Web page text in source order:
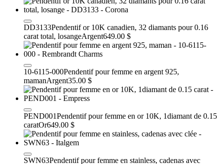
DD3133Pendentif or 10K canadien, 32 diamants pour 0.16
carat total, losangeArgent649.00 $
10-6115-000Pendentif pour femme en argent 925,
mamanArgent35.00 $
PEND001Pendentif pour femme en or 10K, 1diamant de 0.15
caratOr649.00 $
SWN63Pendentif pour femme en stainless, cadenas avec